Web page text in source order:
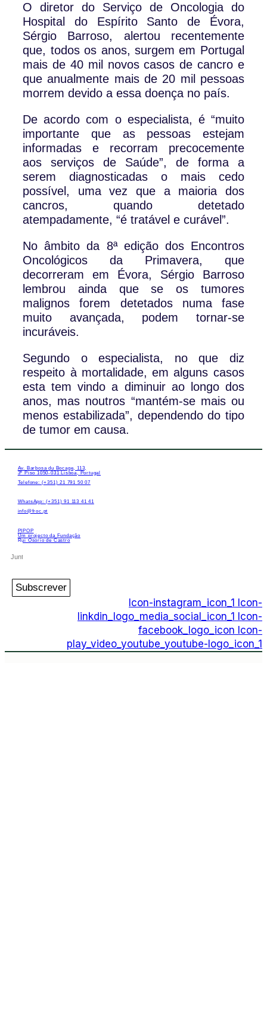
O diretor do Serviço de Oncologia do
Hospital do Espírito Santo de Évora,
Sérgio Barroso, alertou recentemente
que, todos os anos, surgem em Portugal
mais de 40 mil novos casos de cancro e
que anualmente mais de 20 mil pessoas
morrem devido a essa doença no país.
De acordo com o especialista, é “muito
importante que as pessoas estejam
informadas e recorram precocemente
aos serviços de Saúde”, de forma a
serem diagnosticadas o mais cedo
possível, uma vez que a maioria dos
cancros, quando detetado
atempadamente, “é tratável e curável”.
No âmbito da 8ª edição dos Encontros
Oncológicos da Primavera, que
decorreram em Évora, Sérgio Barroso
lembrou ainda que se os tumores
malignos forem detetados numa fase
muito avançada, podem tornar-se
incuráveis.
Segundo o especialista, no que diz
respeito à mortalidade, em alguns casos
esta tem vindo a diminuir ao longo dos
anos, mas noutros “mantém-se mais ou
menos estabilizada”, dependendo do tipo
de tumor em causa.
Av. Barbosa du Bocage, 113,
3º Piso 1050-031 Lisboa, Portugal
Telefone: (+351) 21 791 50 07
WhatsApp: (+351) 91 113 41 41
info@froc.pt
PIPOP
Um projecto da Fundação
Rui Osório de Castro
Subscrever
Icon-instagram_icon_1
Icon-
linkdin_logo_media_social_icon_1
Icon-
facebook_logo_icon Icon-
play_video_youtube_youtube-logo_icon_1